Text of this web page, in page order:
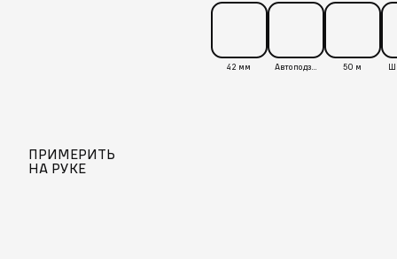
42 мм Автоподзавод 50 м
ПРИМЕРИТЬ
НА РУКЕ